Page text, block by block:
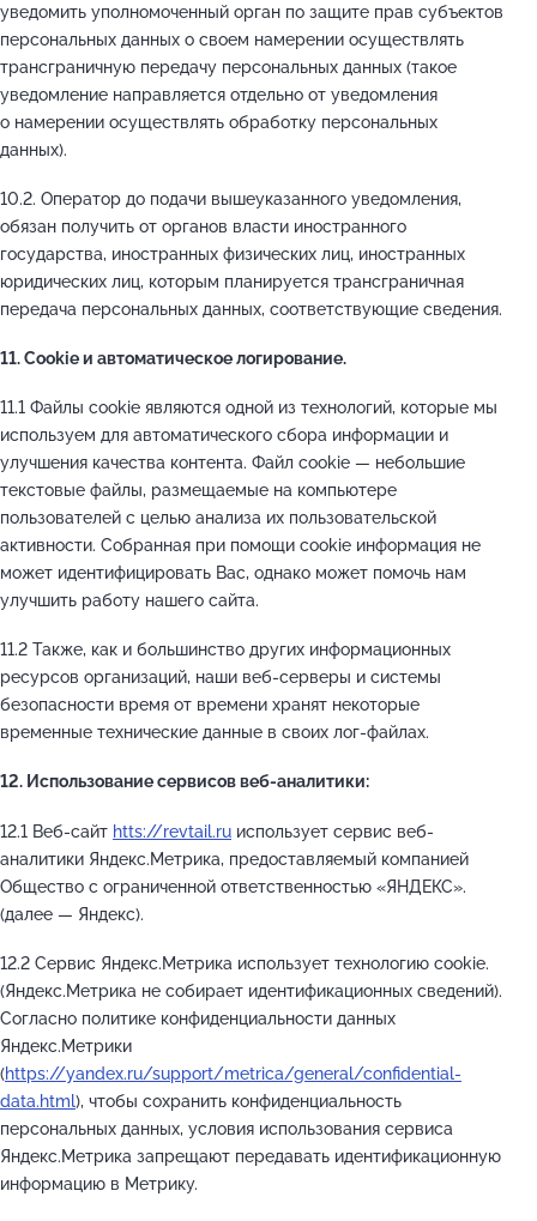
уведомить уполномоченный орган по защите прав субъектов
персональных данных о своем намерении осуществлять
трансграничную передачу персональных данных (такое
уведомление направляется отдельно от уведомления
о намерении осуществлять обработку персональных
данных).
10.2. Оператор до подачи вышеуказанного уведомления,
обязан получить от органов власти иностранного
государства, иностранных физических лиц, иностранных
юридических лиц, которым планируется трансграничная
передача персональных данных, соответствующие сведения.
11. Cookie и автоматическое логирование.
11.1 Файлы cookie являются одной из технологий, которые мы
используем для автоматического сбора информации и
улучшения качества контента. Файл cookie — небольшие
текстовые файлы, размещаемые на компьютере
пользователей с целью анализа их пользовательской
активности. Собранная при помощи cookie информация не
может идентифицировать Вас, однако может помочь нам
улучшить работу нашего сайта.
11.2 Также, как и большинство других информационных
ресурсов организаций, наши веб-серверы и системы
безопасности время от времени хранят некоторые
временные технические данные в своих лог-файлах.
12. Использование сервисов веб-аналитики:
12.1 Веб-сайт htts://revtail.ru использует сервис веб-
аналитики Яндекс.Метрика, предоставляемый компанией
Общество с ограниченной ответственностью «ЯНДЕКС».
(далее — Яндекс).
12.2 Сервис Яндекс.Метрика использует технологию cookie.
(Яндекс.Метрика не собирает идентификационных сведений).
Согласно политике конфиденциальности данных
Яндекс.Метрики
(https://yandex.ru/support/metrica/general/confidential-
data.html), чтобы сохранить конфиденциальность
персональных данных, условия использования сервиса
Яндекс.Метрика запрещают передавать идентификационную
информацию в Метрику.